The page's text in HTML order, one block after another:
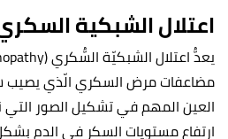
اعتلال الشبكية
مضاعفات مرض السكري الّذي يصيب
العين المهم في تشكيل الصور التي
ارتفاع مستويات السكر في الدم